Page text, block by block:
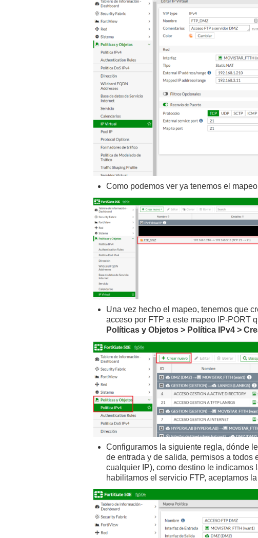
Como podemos ver ya tenemos el
Una vez hecho el mapeo, tenemos que
acceso por FTP a este mapeo IP-PORT
Políticas y Objetos > Política IPv4 >
Configuramos la siguiente regla, dónde
de entrada y de salida, permisos a todos
cualquier IP), como destino le indicamos
habilitamos el servicio FTP, aceptamos